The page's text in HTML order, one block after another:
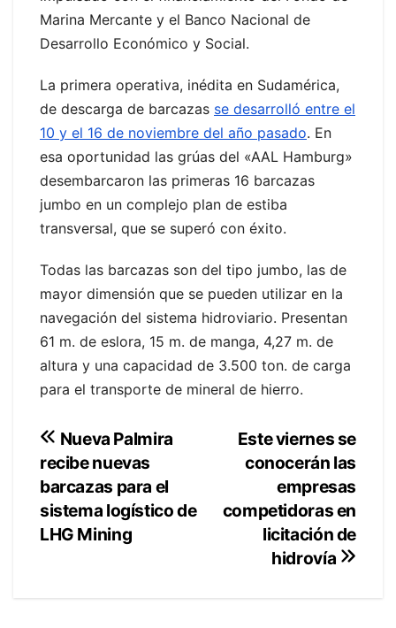
Marina Mercante y el Banco Nacional de
Desarrollo Económico y Social.
La primera operativa, inédita en Sudamérica,
de descarga de barcazas se desarrolló entre el
10 y el 16 de noviembre del año pasado. En
esa oportunidad las grúas del «AAL Hamburg»
desembarcaron las primeras 16 barcazas
jumbo en un complejo plan de estiba
transversal, que se superó con éxito.
Todas las barcazas son del tipo jumbo, las de
mayor dimensión que se pueden utilizar en la
navegación del sistema hidroviario. Presentan
61 m. de eslora, 15 m. de manga, 4,27 m. de
altura y una capacidad de 3.500 ton. de carga
para el transporte de mineral de hierro.
Navegación
de
entradas
Este viernes se
conocerán las
empresas
competidoras en
licitación de
hidrovía
Nueva Palmira
recibe nuevas
barcazas para el
sistema logístico de
LHG Mining